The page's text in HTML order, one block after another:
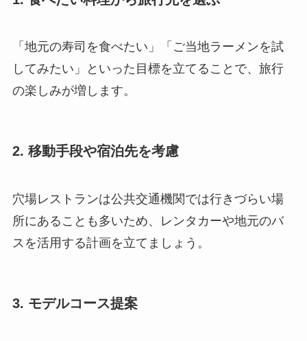
「地元の寿司を食べたい」「ご当地ラーメンを試
してみたい」といった目標を立てることで、旅行
の楽しみが増します。
2. 移動手段や宿泊先を考慮
穴場レストランは公共交通機関では行きづらい場
所にあることも多いため、レンタカーや地元のバ
スを活用する計画を立てましょう。
3. モデルコース提案